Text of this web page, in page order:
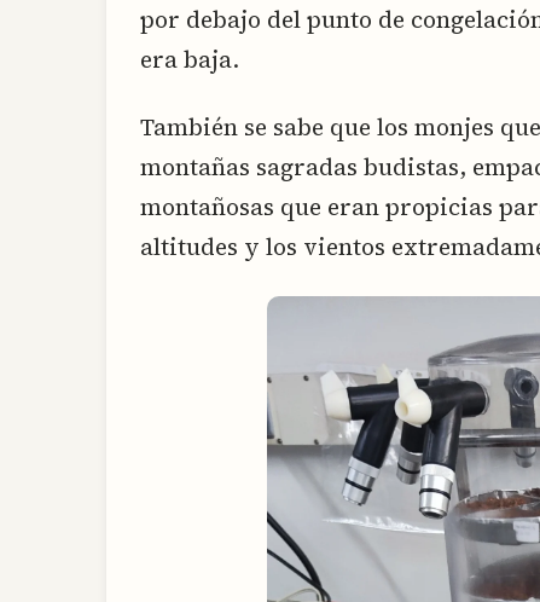
por debajo del punto de
era baja.
También se sabe que los monjes
montañas sagradas budistas,
montañosas que eran propicias
altitudes y los vientos